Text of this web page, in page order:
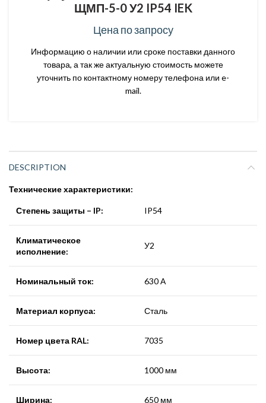
ЩМП-5-0 У2 IP54 IEK
Цена по запросу
Информацию о наличии или сроке поставки данного
товара, а так же актуальную стоимость можете
уточнить по контактному номеру телефона или e-
mail.
DESCRIPTION
Технические характеристики:
Степень защиты – IP: IP54
Климатическое
исполнение:
У2
Номинальный ток: 630 А
Материал корпуса: Сталь
Номер цвета RAL: 7035
Высота: 1000 мм
Ширина: 650 мм